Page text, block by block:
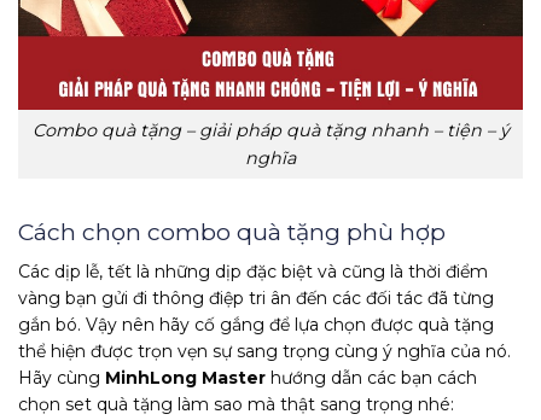
Combo quà tặng – giải pháp quà tặng nhanh – tiện – ý
nghĩa
Cách chọn combo quà tặng phù hợp
Các dịp lễ, tết là những dịp đặc biệt và cũng là thời điểm
vàng bạn gửi đi thông điệp tri ân đến các đối tác đã từng
gắn bó. Vậy nên hãy cố gắng để lựa chọn được quà tặng
thể hiện được trọn vẹn sự sang trọng cùng ý nghĩa của nó.
Hãy cùng MinhLong Master hướng dẫn các bạn cách
chọn set quà tặng làm sao mà thật sang trọng nhé: